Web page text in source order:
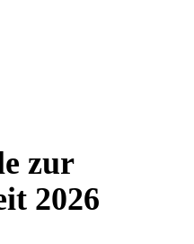
zur
2026